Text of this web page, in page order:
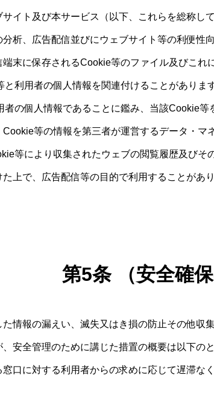
サイト及び本サービス（以下、これらを総称し
分析、広告配信並びにウェブサイト等の利便性
端末に保存されるCookie等のファイル及びこれ
と利用者の個人情報を関連付けることがありま
者の個人情報であることに鑑み、当該Cookie等
Cookie等の情報を第三者が運営するデータ・
等により収集されたウェブの閲覧履歴及びそ
上で、広告配信等の目的で利用することがあり
第5条 （安全確保
た情報の漏えい、滅失又はき損の防止その他収
、安全管理のために講じた措置の概要は以下の
窓口に対する利用者からの求めに応じて遅滞な